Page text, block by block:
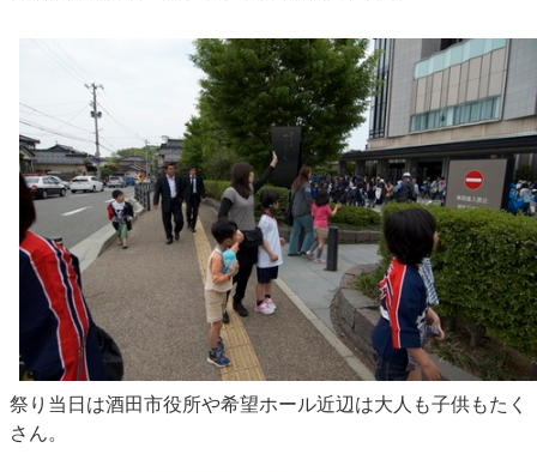
祭り当日は酒田市役所や希望ホール近辺は大人も子供もたく
さん。